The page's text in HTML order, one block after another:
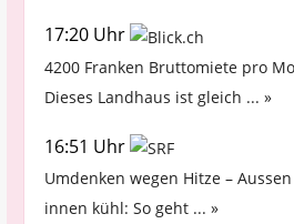
17:20 Uhr
4200 Franken Bruttomiete pro
Dieses Landhaus ist gleich ... »
16:51 Uhr
Umdenken wegen Hitze –
innen kühl: So geht ... »